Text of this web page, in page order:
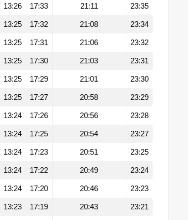
13:26 17:33 21:11 23:35
13:25 17:32 21:08 23:34
13:25 17:31 21:06 23:32
13:25 17:30 21:03 23:31
13:25 17:29 21:01 23:30
13:25 17:27 20:58 23:29
13:24 17:26 20:56 23:28
13:24 17:25 20:54 23:27
13:24 17:23 20:51 23:25
13:24 17:22 20:49 23:24
13:24 17:20 20:46 23:23
13:23 17:19 20:43 23:21